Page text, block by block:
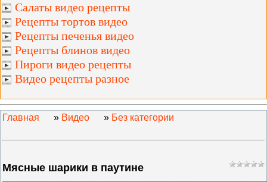
Салаты видео рецепты
Рецепты тортов видео
Рецепты печенья видео
Рецепты блинов видео
Пироги видео рецепты
Видео рецепты разное
Главная » Видео » Без категории
Мясные шарики в паутине